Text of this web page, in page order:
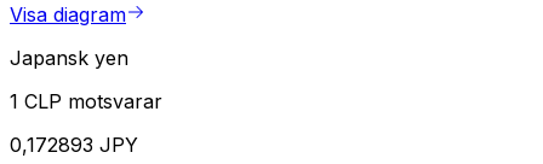
Visa diagram
Japansk yen
1 CLP motsvarar
0,172893 JPY